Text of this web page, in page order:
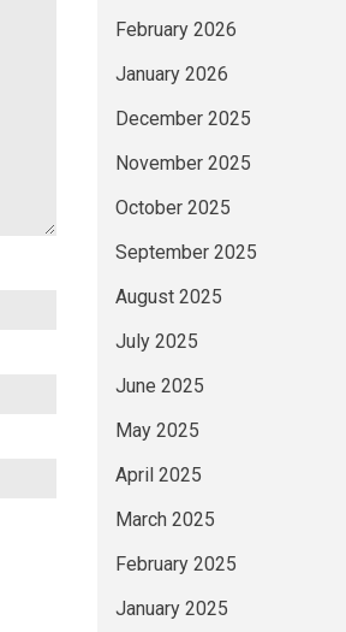
February 2026
January 2026
December 2025
November 2025
October 2025
September 2025
August 2025
July 2025
June 2025
May 2025
April 2025
March 2025
February 2025
January 2025